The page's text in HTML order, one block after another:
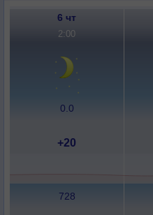
6 чт
2:00
0.0
+20
728